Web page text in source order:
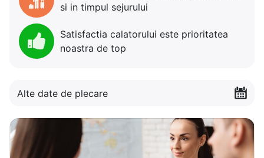
si in timpul sejurului
Satisfactia calatorului este prioritatea
noastra de top
Alte date de plecare